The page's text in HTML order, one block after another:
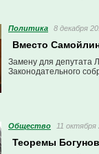
Политика 8 декабря
Вместо
Замену для депутата
Законодательного
Общество 11 октября
Теоремы